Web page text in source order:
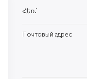
Հեռ․՝
Почтовый адрес